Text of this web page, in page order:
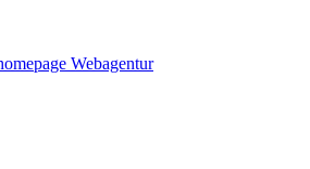
Webagentur